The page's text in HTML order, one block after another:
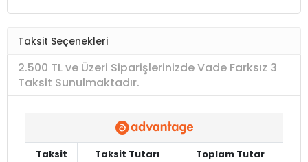
Taksit Seçenekleri
2.500 TL ve Üzeri Siparişlerinizde Vade Farksız 3
Taksit Sunulmaktadır.
Taksit Taksit Tutarı
Toplam Tutar